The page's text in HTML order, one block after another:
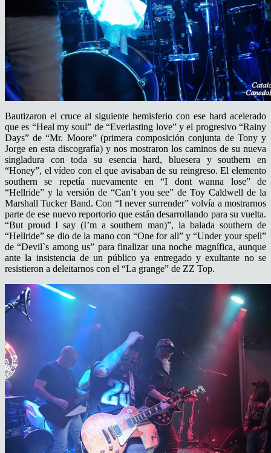
Bautizaron el cruce al siguiente hemisferio con ese hard acelerado
que es “Heal my soul” de “Everlasting love” y el progresivo “Rainy
Days” de “Mr. Moore” (primera composición conjunta de Tony y
Jorge en esta discografía) y nos mostraron los caminos de su nueva
singladura con toda su esencia hard, bluesera y southern en
“Honey”, el vídeo con el que avisaban de su reingreso. El elemento
southern se repetía nuevamente en “I dont wanna lose” de
“Hellride” y la versión de “Can’t you see” de Toy Caldwell de la
Marshall Tucker Band. Con “I never surrender” volvía a mostrarnos
parte de ese nuevo reportorio que están desarrollando para su vuelta.
“But proud I say (I’m a southern man)”, la balada southern de
“Hellride” se dio de la mano con “One for all” y “Under your spell”
de “Devil`s among us” para finalizar una noche magnífica, aunque
ante la insistencia de un público ya entregado y exultante no se
resistieron a deleitarnos con el “La grange” de ZZ Top.